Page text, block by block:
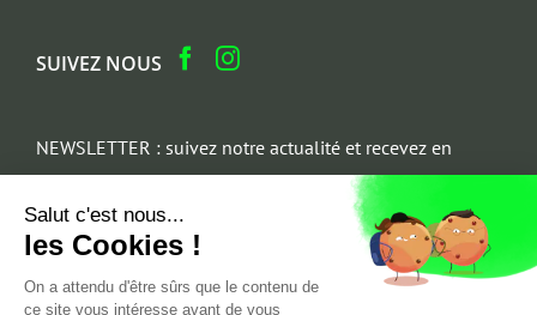
SUIVEZ NOUS
NEWSLETTER : suivez notre actualité et recevez en
cadeau un parcours architectural du Marais
Email
Salut c'est nous...
les Cookies !
On a attendu d'être sûrs que le contenu de
ce site vous intéresse avant de vous